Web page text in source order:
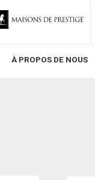
À PROPOS DE NOUS